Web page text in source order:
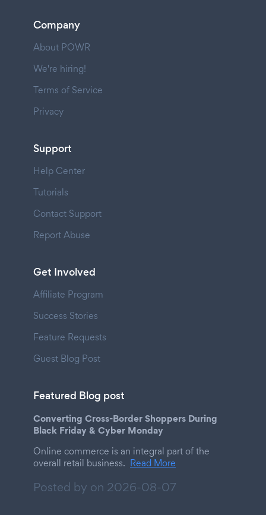
Company
About POWR
We're hiring!
Terms of Service
Privacy
Support
Help Center
Tutorials
Contact Support
Report Abuse
Get Involved
Affiliate Program
Success Stories
Feature Requests
Guest Blog Post
Featured Blog post
Converting Cross-Border Shoppers During
Black Friday & Cyber Monday
Online commerce is an integral part of the
overall retail business. Read More
Posted by on 2026-08-07